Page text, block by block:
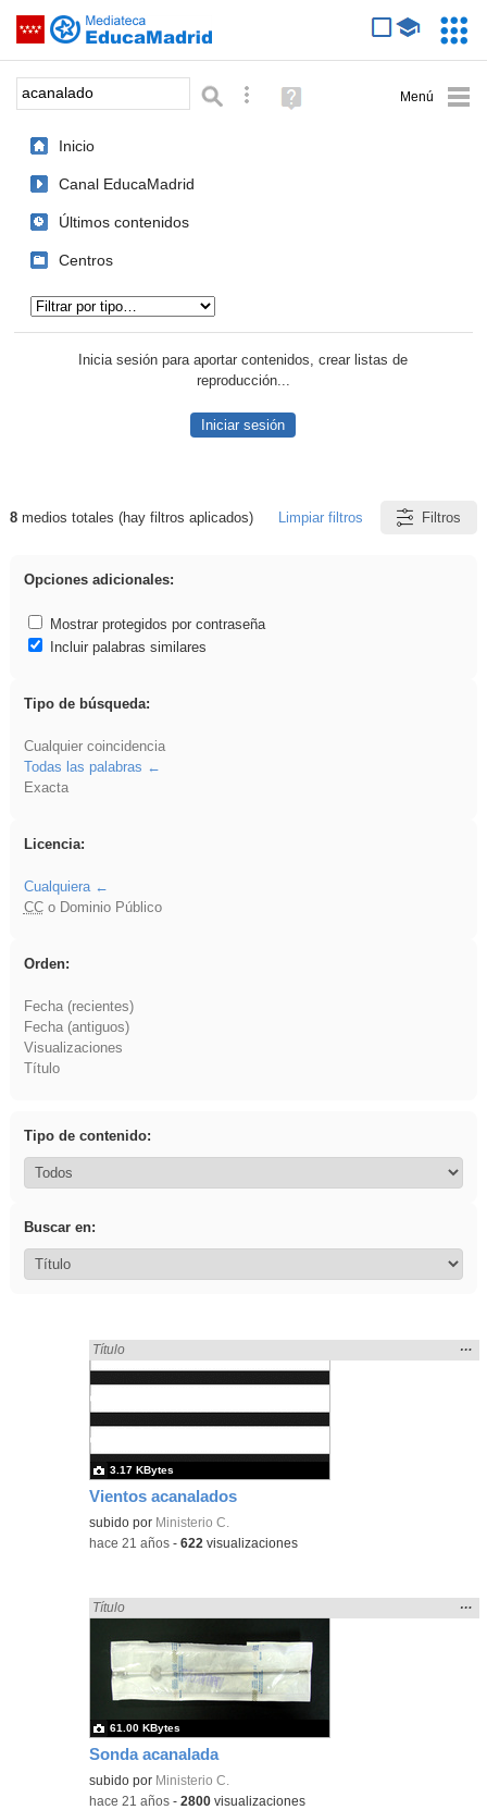
Saltar navegación
Palabra o frase: Búsqueda avanzada
Ayuda
(en
Inicio
Canal EducaMadrid
Últimos contenidos
Centros
Inicia sesión para aportar contenidos, crear listas de
reproducción...
Iniciar sesión
Resultados de: acanalado
8medios totales (hay filtros aplicados) Limpiar filtros Filtros
Opciones adicionales:
Mostrar protegidos por contraseña
Incluir palabras similares
Tipo de búsqueda:
Cualquier coincidencia
Todas las palabras
Exacta
Licencia:
Cualquiera
CCo Dominio Público
Orden:
Fecha (recientes)
Fecha (antiguos)
Visualizaciones
Título
Tipo de contenido:
Buscar en:
Vientos acanalados
Encontrado «acanalado» en:
Título
la
…
subido por Ministerio C.
3.17 KBytes
-hace 21 años -622 visualizaciones
Sonda acanalada
Encontrado «acanalado» en:
Título
la
…
subido por Ministerio C.
61.00 KBytes
-hace 21 años -2800 visualizaciones